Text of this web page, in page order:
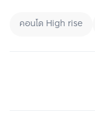
คอนโด High rise